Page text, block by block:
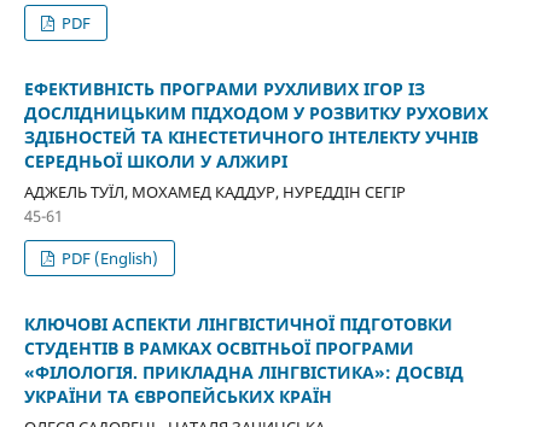
PDF
ЕФЕКТИВНІСТЬ ПРОГРАМИ РУХЛИВИХ ІГОР ІЗ
ДОСЛІДНИЦЬКИМ ПІДХОДОМ У РОЗВИТКУ РУХОВИХ
ЗДІБНОСТЕЙ ТА КІНЕСТЕТИЧНОГО ІНТЕЛЕКТУ УЧНІВ
СЕРЕДНЬОЇ ШКОЛИ У АЛЖИРІ
АДЖЕЛЬ ТУЇЛ, МОХАМЕД КАДДУР, НУРЕДДІН СЕГІР
45-61
PDF (English)
КЛЮЧОВІ АСПЕКТИ ЛІНГВІСТИЧНОЇ ПІДГОТОВКИ
СТУДЕНТІВ В РАМКАХ ОСВІТНЬОЇ ПРОГРАМИ
«ФІЛОЛОГІЯ. ПРИКЛАДНА ЛІНГВІСТИКА»: ДОСВІД
УКРАЇНИ ТА ЄВРОПЕЙСЬКИХ КРАЇН